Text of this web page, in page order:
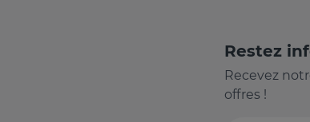
Restez
Recevez
offres !